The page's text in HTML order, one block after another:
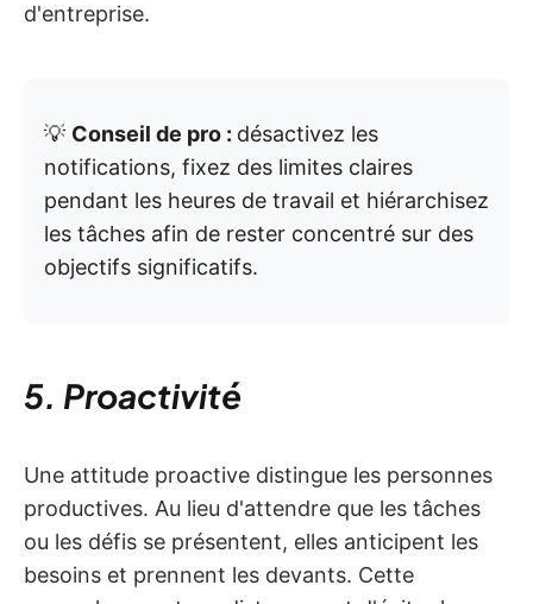
d'entreprise.
💡 Conseil de pro : désactivez les
notifications, fixez des limites claires
pendant les heures de travail et hiérarchisez
les tâches afin de rester concentré sur des
objectifs significatifs.
5. Proactivité
Une attitude proactive distingue les personnes
productives. Au lieu d'attendre que les tâches
ou les défis se présentent, elles anticipent les
besoins et prennent les devants. Cette